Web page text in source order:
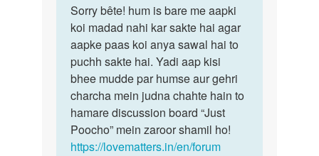
to
Mujhe
sex
chat
krni
h
by
Devi
lal
Sorry
bête!
hum
is
bare
me…
Sorry bête! hum is bare me aapki
koi madad nahi kar sakte hai agar
aapke paas koi anya sawal hai to
puchh sakte hai. Yadi aap kisi
bhee mudde par humse aur gehri
charcha mein judna chahte hain to
hamare discussion board “Just
Poocho” mein zaroor shamil ho!
https://lovematters.in/en/forum